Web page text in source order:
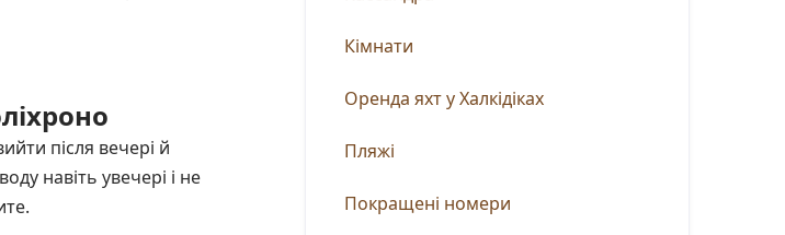
після вечері й
навіть увечері і не
Кімнати
Оренда яхт у Халкідіках
Пляжі
Покращені номери